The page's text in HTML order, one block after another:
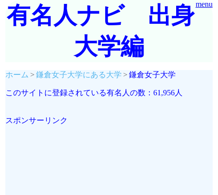
menu
有名人ナビ 出身
大学編
ホーム 鎌倉女子大学にある大学 鎌倉女子大学
このサイトに登録されている有名人の数：61,956人
スポンサーリンク